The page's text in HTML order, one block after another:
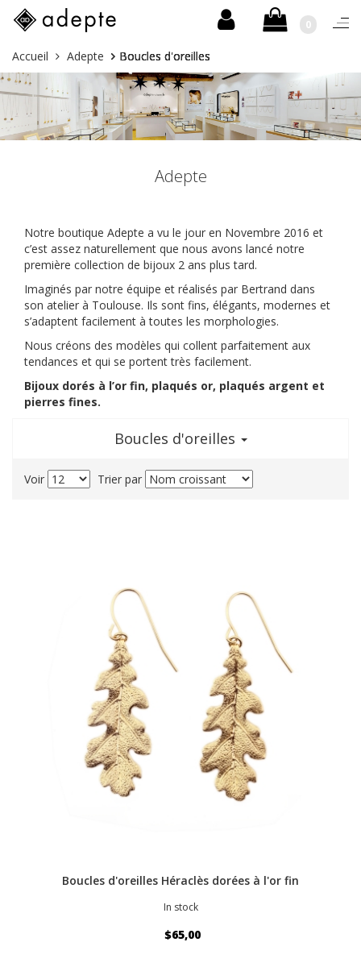
Aller
au
contenu
0
Vous
êtes
ici :
Accueil Adepte Boucles d'oreilles
Adepte
Notre boutique Adepte a vu le jour en Novembre 2016 et
c’est assez naturellement que nous avons lancé notre
première collection de bijoux 2 ans plus tard.
Imaginés par notre équipe et réalisés par Bertrand dans
son atelier à Toulouse. Ils sont fins, élégants, modernes et
s’adaptent facilement à toutes les morphologies.
Nous créons des modèles qui collent parfaitement aux
tendances et qui se portent très facilement.
Bijoux dorés à l’or fin, plaqués or, plaqués argent et
pierres fines.
Boucles d'oreilles
Voir Trier par
Boucles d'oreilles Héraclès dorées à l'or fin
In stock
$65,00